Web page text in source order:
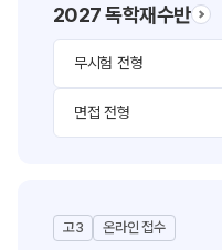
2027 독학재수반
무시험 전형
면접 전형
고3 온라인 접수